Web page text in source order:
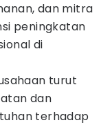
dan mitra
peningkatan
di
turut
dan
terhadap